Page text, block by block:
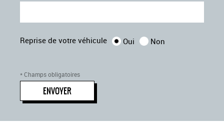
sélecteur de mode de conduite (drive mode)
Sièges avant réglables en hauteur manuellement
système d'attache isofix
système de verrouillage centralisé des portes avec
télécommande
tableau de bord digitale
Reprise de votre véhicule Oui Non
* Champs obligatoires
ENVOYER